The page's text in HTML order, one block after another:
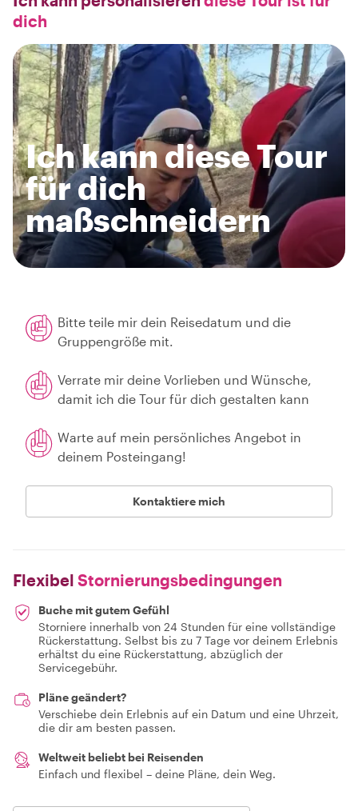
dich
Ich kann diese Tour
für dich
maßschneidern
Bitte teile mir dein Reisedatum und die
Gruppengröße mit.
Verrate mir deine Vorlieben und Wünsche,
damit ich die Tour für dich gestalten kann
Warte auf mein persönliches Angebot in
deinem Posteingang!
Kontaktiere mich
Flexibel Stornierungsbedingungen
Buche mit gutem Gefühl
Storniere innerhalb von 24 Stunden für eine vollständige
Rückerstattung. Selbst bis zu 7 Tage vor deinem Erlebnis
erhältst du eine Rückerstattung, abzüglich der
Servicegebühr.
Pläne geändert?
Verschiebe dein Erlebnis auf ein Datum und eine Uhrzeit,
die dir am besten passen.
Weltweit beliebt bei Reisenden
Einfach und flexibel – deine Pläne, dein Weg.